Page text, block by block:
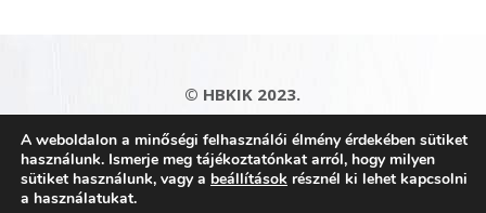
© HBKIK 2023.
Adatkezelési tájékoztató|Impresszum|
Kapcsolat|Honlaptérkép
A weboldalon a minőségi felhasználói élmény érdekében sütiket
használunk. Ismerje meg tájékoztatónkat arról, hogy milyen
sütiket használunk, vagy a beállítások résznél ki lehet kapcsolni
a használatukat.